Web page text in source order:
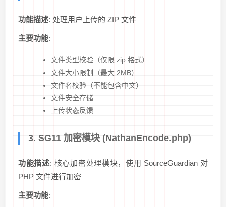
功能描述: 处理用户上传的 ZIP 文件
主要功能:
文件类型校验（仅限 zip 格式）
文件大小限制（最大 2MB）
文件名校验（不能包含中文）
文件安全存储
上传状态反馈
3. SG11 加密模块 (NathanEncode.php)
功能描述: 核心加密处理模块，使用 SourceGuardian 对
PHP 文件进行加密
主要功能: